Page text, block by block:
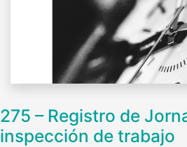
275 – Registro de
inspección de trabajo